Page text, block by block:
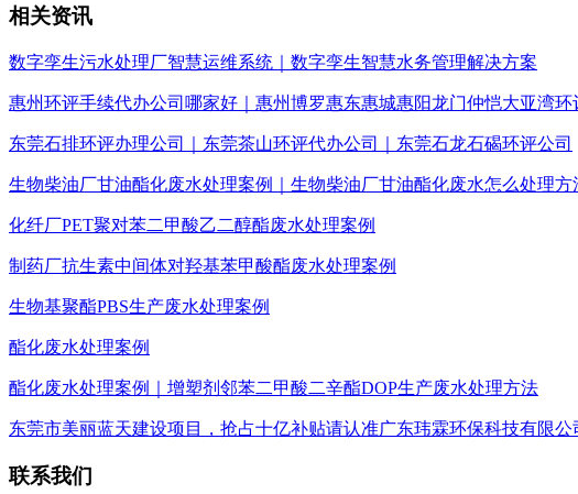
相关资讯
数字孪生污水处理厂智慧运维系统｜数字孪生智慧水务管理解决方案
惠州环评手续代办公司哪家好｜惠州博罗惠东惠城惠阳龙门仲恺大亚湾环
东莞石排环评办理公司｜东莞茶山环评代办公司｜东莞石龙石碣环评公司
生物柴油厂甘油酯化废水处理案例｜生物柴油厂甘油酯化废水怎么处理方
化纤厂PET聚对苯二甲酸乙二醇酯废水处理案例
制药厂抗生素中间体对羟基苯甲酸酯废水处理案例
生物基聚酯PBS生产废水处理案例
酯化废水处理案例
酯化废水处理案例｜增塑剂邻苯二甲酸二辛酯DOP生产废水处理方法
东莞市美丽蓝天建设项目，抢占十亿补贴请认准广东玮霖环保科技有限公
联系我们